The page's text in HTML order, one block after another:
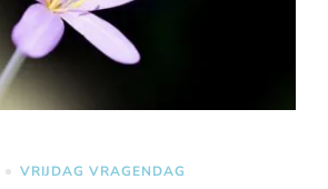
VRIJDAG VRAGENDAG